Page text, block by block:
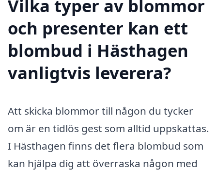
Vilka typer av blommor
och presenter kan ett
blombud i Hästhagen
vanligtvis leverera?
Att skicka blommor till någon du tycker
om är en tidlös gest som alltid uppskattas.
I Hästhagen finns det flera blombud som
kan hjälpa dig att överraska någon med